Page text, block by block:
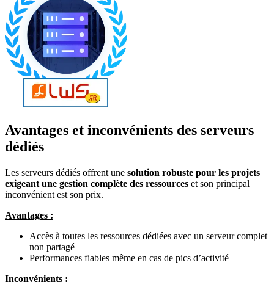
Avantages et inconvénients des serveurs
dédiés
Les serveurs dédiés offrent une solution robuste pour les projets
exigeant une gestion complète des ressources et son principal
inconvénient est son prix.
Avantages :
Accès à toutes les ressources dédiées avec un serveur complet
non partagé
Performances fiables même en cas de pics d’activité
Inconvénients :